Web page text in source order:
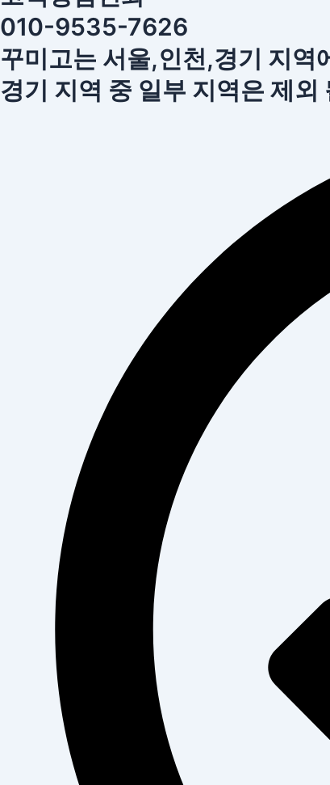
010-9535-7626
꾸미고는 서울,인천,경기 지역
경기 지역 중 일부 지역은 제외